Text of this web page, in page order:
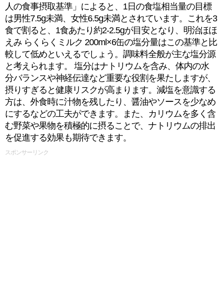
人の食事摂取基準」によると、1日の食塩相当量の目標
は男性7.5g未満、女性6.5g未満とされています。これを3
食で割ると、1食あたり約2-2.5gが目安となり、明治ほほ
えみ らくらくミルク 200ml×6缶の塩分量はこの基準と比
較して低めといえるでしょう。調味料全般が主な塩分源
と考えられます。 塩分はナトリウムを含み、体内の水
分バランスや神経伝達など重要な役割を果たしますが、
摂りすぎると健康リスクが高まります。減塩を意識する
方は、外食時に汁物を残したり、醤油やソースを少なめ
にするなどの工夫ができます。また、カリウムを多く含
む野菜や果物を積極的に摂ることで、ナトリウムの排出
を促進する効果も期待できます。
スポンサーリンク